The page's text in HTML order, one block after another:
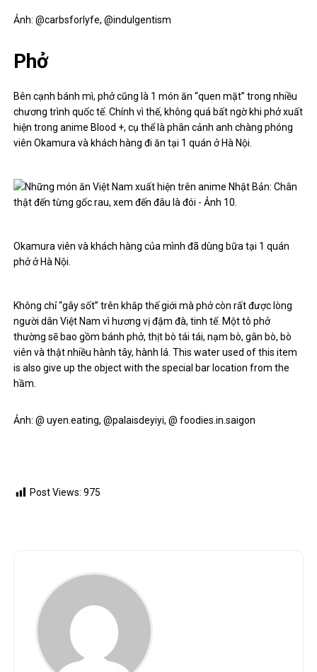
Ảnh: @carbsforlyfe, @indulgentism
Phở
Bên cạnh bánh mì, phở cũng là 1 món ăn “quen mặt” trong nhiều
chương trình quốc tế. Chính vì thế, không quá bất ngờ khi phở xuất
hiện trong anime Blood +, cụ thể là phân cảnh anh chàng phóng
viên Okamura và khách hàng đi ăn tại 1 quán ở Hà Nội.
Okamura viên và khách hàng của mình đã dùng bữa tại 1 quán
phở ở Hà Nội.
Không chỉ “gây sốt” trên khắp thế giới mà phở còn rất được lòng
người dân Việt Nam vì hương vị đậm đà, tinh tế. Một tô phở
thường sẽ bao gồm bánh phở, thịt bò tái tái, nạm bò, gân bò, bò
viên và thật nhiều hành tây, hành lá. This water used of this item
is also give up the object with the special bar location from the
hầm.
Ảnh: @ uyen.eating, @palaisdeyiyi, @ foodies.in.saigon
Post Views: 975